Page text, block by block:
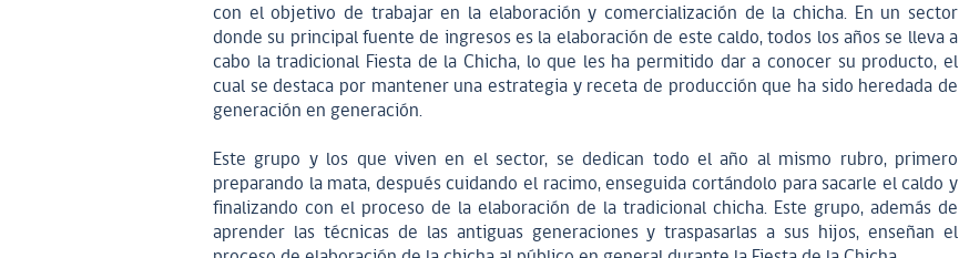
con el objetivo de trabajar en la elaboración y comercialización de la chicha. En un sector
donde su principal fuente de ingresos es la elaboración de este caldo, todos los años se lleva a
cabo la tradicional Fiesta de la Chicha, lo que les ha permitido dar a conocer su producto, el
cual se destaca por mantener una estrategia y receta de producción que ha sido heredada de
generación en generación.
Este grupo y los que viven en el sector, se dedican todo el año al mismo rubro, primero
preparando la mata, después cuidando el racimo, enseguida cortándolo para sacarle el caldo y
finalizando con el proceso de la elaboración de la tradicional chicha. Este grupo, además de
aprender las técnicas de las antiguas generaciones y traspasarlas a sus hijos, enseñan el